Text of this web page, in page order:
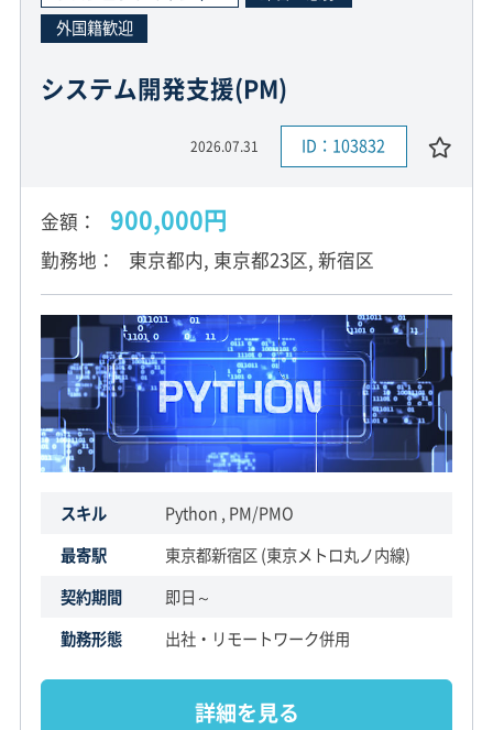
外国籍歓迎
システム開発支援(PM)
2026.07.31 ID：103832
金額 900,000円
勤務地 東京都内, 東京都23区, 新宿区
スキル
Python , PM/PMO
最寄駅
東京都新宿区 (東京メトロ丸ノ内線)
契約期間
即日～
勤務形態
出社・リモートワーク併用
詳細を見る